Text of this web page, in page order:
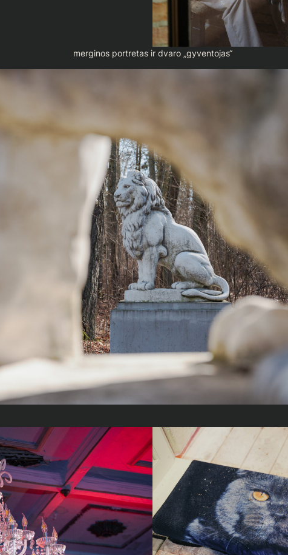
merginos portretas ir dvaro „gyventojas“